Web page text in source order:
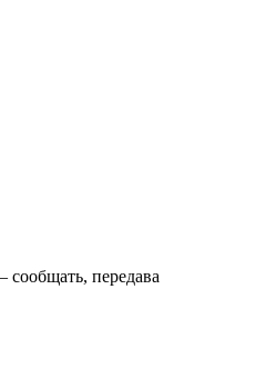
сообщать, передава